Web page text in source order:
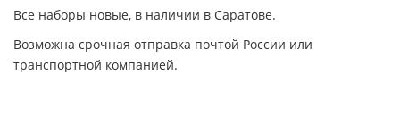
Все наборы новые, в наличии в Саратове.
Возможна срочная отправка почтой России или
транспортной компанией.